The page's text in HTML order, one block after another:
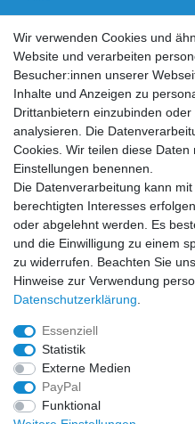
Vertrag widerrufen
Social Media
Facebook Instagram
Sicher einkaufen
Zahlung und
Wir verwenden Cookies und
Website und verarbeiten
Besucher:innen unserer
Inhalte und Anzeigen zu
Drittanbietern einzubinden
analysieren. Die
Cookies. Wir teilen diese
Einstellungen benennen.
Die Datenverarbeitung kann
berechtigten Interesses
oder abgelehnt werden. Es
und die Einwilligung zu einem
zu widerrufen. Beachten Sie
Hinweise zur Verwendung
Daten­schutz­erklärung
Essenziell
Statistik
Externe Medien
PayPal
Funktional